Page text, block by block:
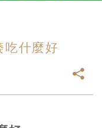
吃什麼好